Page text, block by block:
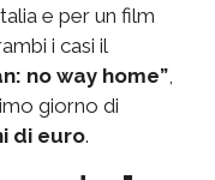
e per un film
i casi il
no way home”,
giorno di
di euro.